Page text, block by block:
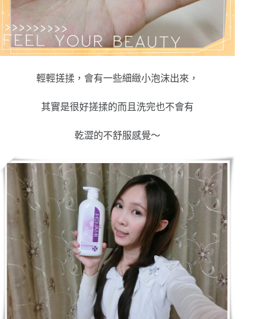
輕輕搓揉，會有一些細緻小泡沫出來，
其實是很好搓揉的而且洗完也不會有
乾澀的不舒服感覺～